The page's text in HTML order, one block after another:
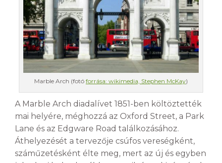
Marble Arch (fotó forrása: wikimedia, Stephen McKay)
A Marble Arch diadalívet 1851-ben költöztették
mai helyére, méghozzá az Oxford Street, a Park
Lane és az Edgware Road találkozásához.
Áthelyezését a tervezője csúfos vereségként,
száműzetésként élte meg, mert az új és egyben